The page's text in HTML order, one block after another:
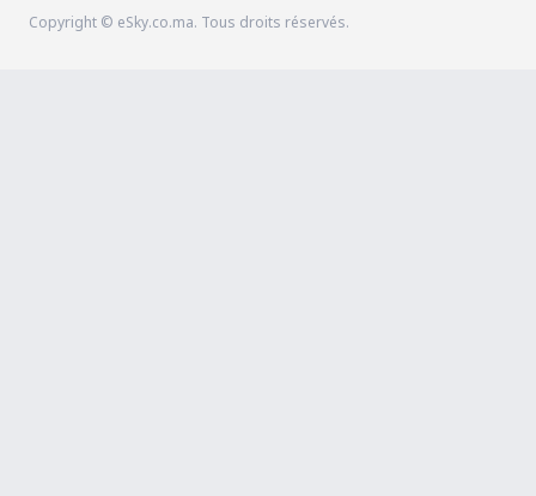
Copyright © eSky.co.ma. Tous droits réservés.